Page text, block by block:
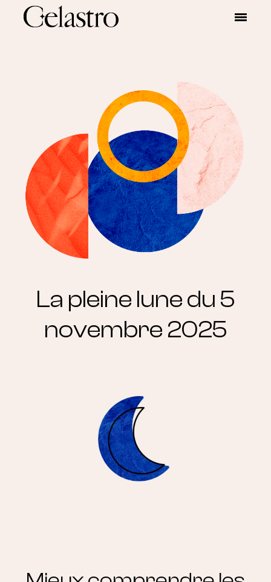
La pleine lune du 5
novembre 2025